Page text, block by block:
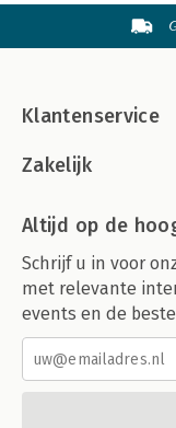
Klantenservice
Zakelijk
Altijd op de
Schrijf u in voor
met relevante
events en de